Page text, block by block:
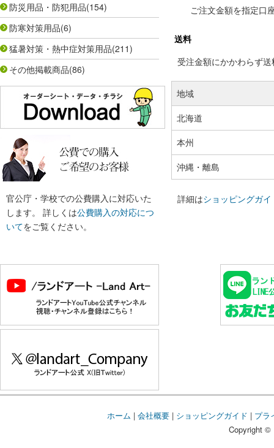
防災用品・防犯用品(154)
防寒対策用品(6)
猛暑対策・熱中症対策用品(211)
その他掲載商品(86)
官公庁・学校での公費購入に対応いた
します。 詳しくは公費購入の対応につ
いてをご覧ください。
ご注文金額を指定口
送料
受注金額にかかわらず
地域
北海道
本州
沖縄・離島
詳細はショッピングガイ
ホーム | 会社概要| ショッピングガイド | プラ
Copyright ©